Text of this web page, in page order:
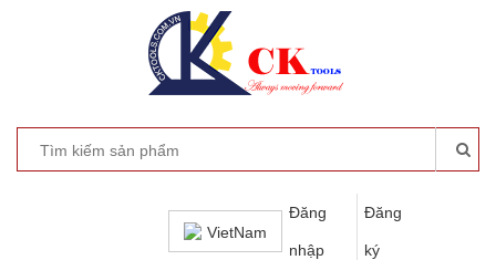
VietNam
Đăng
nhập
Đăng
ký